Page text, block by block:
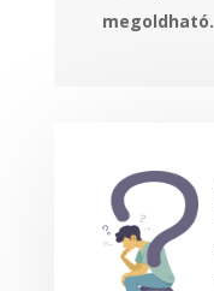
megoldható.